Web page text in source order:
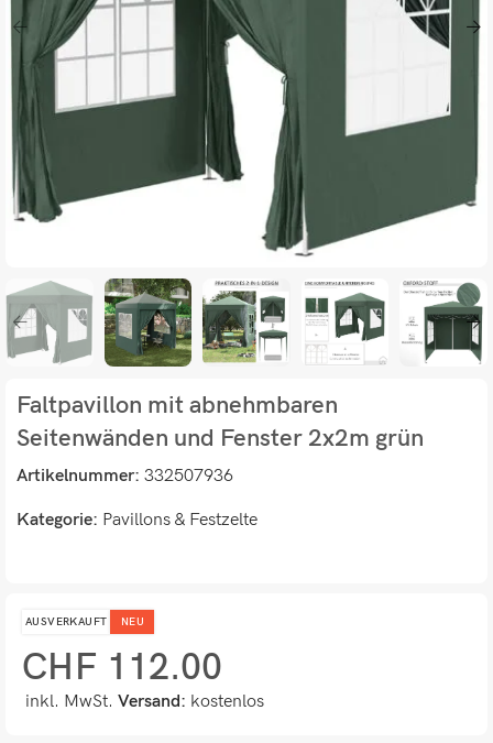
Faltpavillon mit abnehmbaren
Seitenwänden und Fenster 2x2m grün
Artikelnummer: 332507936
Kategorie: Pavillons & Festzelte
AUSVERKAUFT NEU
CHF 112.00
inkl. MwSt. Versand: kostenlos